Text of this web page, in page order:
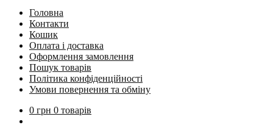
Головна
Контакти
Кошик
Оплата і доставка
Оформлення замовлення
Пошук товарів
Політика конфіденційності
Умови повернення та обміну
0 грн 0 товарів